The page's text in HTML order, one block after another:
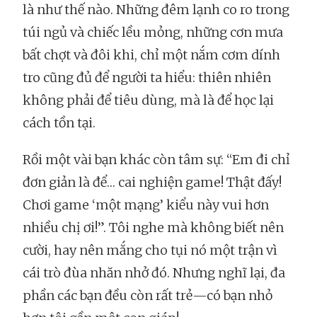
là như thế nào. Những đêm lạnh co ro trong
túi ngủ và chiếc lều mỏng, những cơn mưa
bất chợt và đôi khi, chỉ một nắm cơm dính
tro cũng đủ để người ta hiểu: thiên nhiên
không phải để tiêu dùng, mà là để học lại
cách tồn tại.
Rồi một vài bạn khác còn tâm sự: “Em đi chỉ
đơn giản là để… cai nghiện game! Thật đấy!
Chơi game ‘một mạng’ kiểu này vui hơn
nhiều chị ơi!”. Tôi nghe mà không biết nên
cười, hay nên mắng cho tụi nó một trận vì
cái trò đùa nhăn nhở đó. Nhưng nghĩ lại, đa
phần các bạn đều còn rất trẻ—có bạn nhỏ